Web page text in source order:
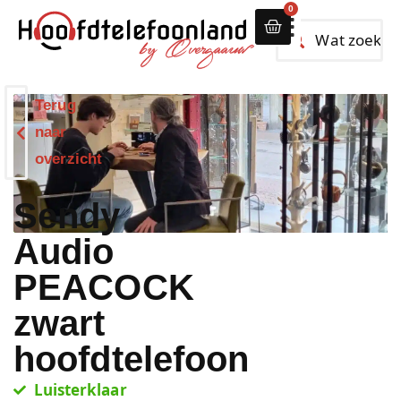
0
Terug
naar
overzicht
Sendy
Audio
PEACOCK
zwart
hoofdtelefoon
Luisterklaar